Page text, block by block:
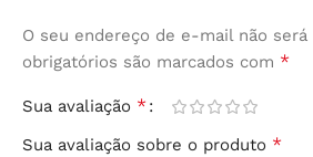
O seu endereço de e-mail não será
obrigatórios são marcados com *
Sua avaliação *
Sua avaliação sobre o produto *